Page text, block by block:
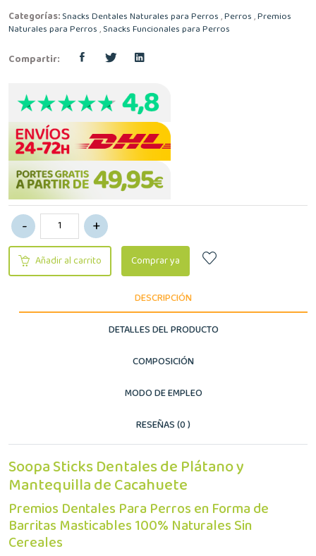
Categorías:Snacks Dentales Naturales para Perros,Perros,Premios
Naturales para Perros,Snacks Funcionales para Perros
Compartir:
Añadir al carrito Comprar ya
DESCRIPCIÓN
DETALLES DEL PRODUCTO
COMPOSICIÓN
MODO DE EMPLEO
RESEÑAS (0 )
Soopa Sticks Dentales de Plátano y
Mantequilla de Cacahuete
Premios Dentales Para Perros en Forma de
Barritas Masticables 100% Naturales Sin
Cereales